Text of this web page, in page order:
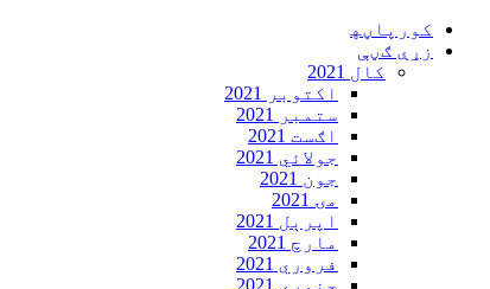
Skip
کورپاڼه‍
زړې ګڼې
کال 2021
اکتوبر 2021
ستمبر 2021
اګست 2021
جولائي 2021
جون 2021
مۍ 2021
اپرېل 2021
مارچ 2021
فروري 2021
جنوري 2021